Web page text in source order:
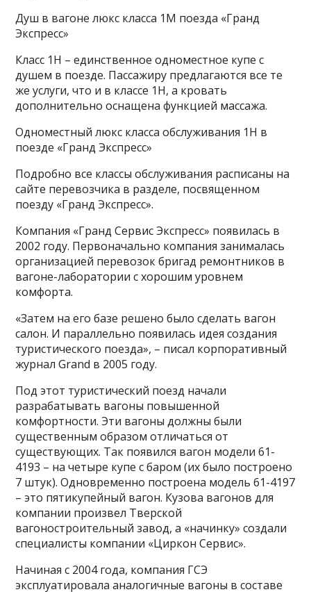
Душ в вагоне люкс класса 1М поезда «Гранд
Экспресс»
Класс 1Н – единственное одноместное купе с
душем в поезде. Пассажиру предлагаются все те
же услуги, что и в классе 1Н, а кровать
дополнительно оснащена функцией массажа.
Одноместный люкс класса обслуживания 1Н в
поезде «Гранд Экспресс»
Подробно все классы обслуживания расписаны на
сайте перевозчика в разделе, посвященном
поезду «Гранд Экспресс».
Компания «Гранд Сервис Экспресс» появилась в
2002 году. Первоначально компания занималась
организацией перевозок бригад ремонтников в
вагоне-лаборатории с хорошим уровнем
комфорта.
«Затем на его базе решено было сделать вагон
салон. И параллельно появилась идея создания
туристического поезда», – писал корпоративный
журнал Grand в 2005 году.
Под этот туристический поезд начали
разрабатывать вагоны повышенной
комфортности. Эти вагоны должны были
существенным образом отличаться от
существующих. Так появился вагон модели 61-
4193 – на четыре купе с баром (их было построено
7 штук). Одновременно построена модель 61-4197
– это пятикупейный вагон. Кузова вагонов для
компании произвел Тверской
вагоностроительный завод, а «начинку» создали
специалисты компании «Циркон Сервис».
Начиная с 2004 года, компания ГСЭ
эксплуатировала аналогичные вагоны в составе